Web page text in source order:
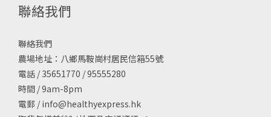
聯絡我們
聯絡我們
農場地址：八鄉馬鞍崗村居民信箱55號
電話 / 35651770 / 95555280
時間 / 9am-8pm
電郵 / info@healthyexpress.hk